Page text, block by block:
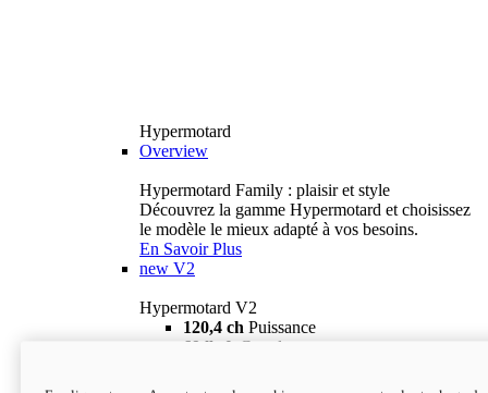
Hypermotard
Overview
Hypermotard Family : plaisir et style
Découvrez la gamme Hypermotard et choisissez
le modèle le mieux adapté à vos besoins.
En Savoir Plus
new V2
Hypermotard V2
120,4 ch Puissance
69 lb-ft
Couple
18 895 $